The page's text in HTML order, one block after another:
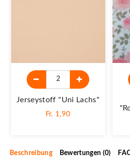
Jerseystoff "Uni Lachs"
Fr. 1,90
Beschreibung Bewertungen (0)